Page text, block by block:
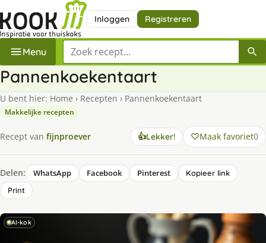
Inloggen Registreren
Menu Zoek een recept
Pannenkoekentaart
U bent hier: Home › Recepten › Pannenkoekentaart
Makkelijke recepten
Recept van fijnproever 👍Lekker! Maak favoriet0
Delen: WhatsApp Facebook Pinterest
Kopieer link
Print
AI-kok